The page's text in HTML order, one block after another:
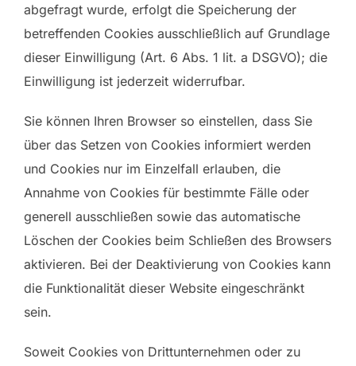
abgefragt wurde, erfolgt die Speicherung der
betreffenden Cookies ausschließlich auf Grundlage
dieser Einwilligung (Art. 6 Abs. 1 lit. a DSGVO); die
Einwilligung ist jederzeit widerrufbar.
Sie können Ihren Browser so einstellen, dass Sie
über das Setzen von Cookies informiert werden
und Cookies nur im Einzelfall erlauben, die
Annahme von Cookies für bestimmte Fälle oder
generell ausschließen sowie das automatische
Löschen der Cookies beim Schließen des Browsers
aktivieren. Bei der Deaktivierung von Cookies kann
die Funktionalität dieser Website eingeschränkt
sein.
Soweit Cookies von Drittunternehmen oder zu